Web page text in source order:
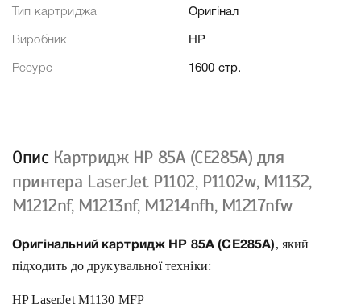
Тип картриджа Оригінал
Виробник HP
Ресурс 1600 стр.
Опис Картридж HP 85A (CE285A) для
принтера LaserJet P1102, P1102w, M1132,
M1212nf, M1213nf, M1214nfh, M1217nfw
Оригінальний картридж HP 85A (CE285A) , який
підходить до друкувальної техніки:
HP LaserJet M1130 MFP